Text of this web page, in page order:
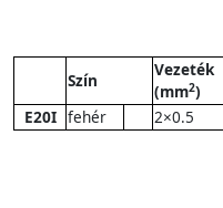
Szín
Vezeték
(mm2)
E20I fehér 2×0.5